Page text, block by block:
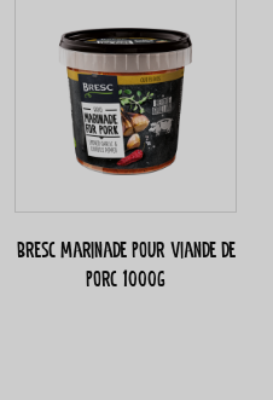
Bresc Marinade pour viande de
porc 1000g